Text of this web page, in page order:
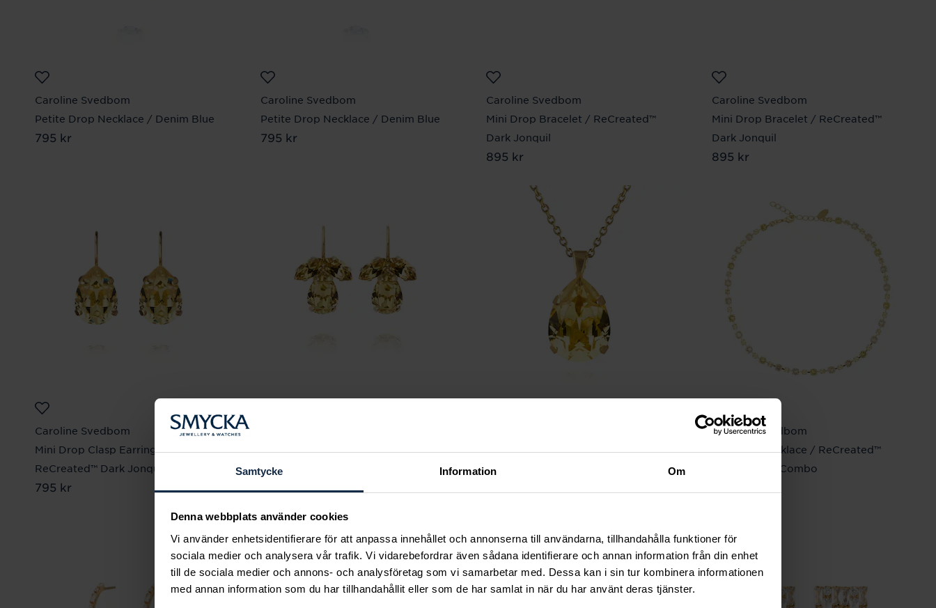
Samtycke Information Om
Denna webbplats använder cookies
Vi använder enhetsidentifierare för att anpassa innehållet och annonserna till användarna, tillhandahålla funktioner för
sociala medier och analysera vår trafik. Vi vidarebefordrar även sådana identifierare och annan information från din enhet
till de sociala medier och annons- och analysföretag som vi samarbetar med. Dessa kan i sin tur kombinera informationen
med annan information som du har tillhandahållit eller som de har samlat in när du har använt deras tjänster.
Caroline Svedbom
Petite Drop Necklace / Denim Blue
Pris :795 kr
795 kr
Caroline Svedbom
Petite Drop Necklace / Denim Blue
Pris :795 kr
795 kr
Caroline Svedbom
Mini Drop Bracelet / ReCreated™
Dark Jonquil
Pris :895 kr
895 kr
Caroline Svedbom
Mini Drop Bracelet / ReCreated™
Dark Jonquil
Pris :895 kr
895 kr
Caroline Svedbom
Mini Drop Clasp Earrings /
ReCreated™ Dark Jonquil
Pris :795 kr
795 kr
Petite Timo / ReCreated™ Dark
Jonquil
Mini Drop Necklace / ReCreated™
Dark Jonquil
Caroline Svedbom
Calanthe Necklace / ReCreated™
Dark Jonquil Combo